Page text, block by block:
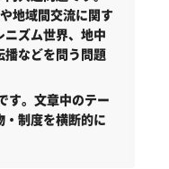
地域間交流に関す
ズム世界、地中
播などを問う問題
す。文章中のテー
制度を横断的に